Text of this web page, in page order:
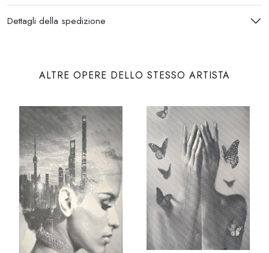
Dettagli della spedizione
ALTRE OPERE DELLO STESSO ARTISTA